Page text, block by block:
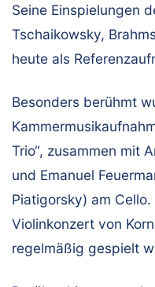
Seine Einspielungen
Tschaikowsky,
heute als
Besonders berühmt
Trio“, zusammen mit
und Emanuel
Piatigorsky) am
Violinkonzert von
regelmäßig gespielt